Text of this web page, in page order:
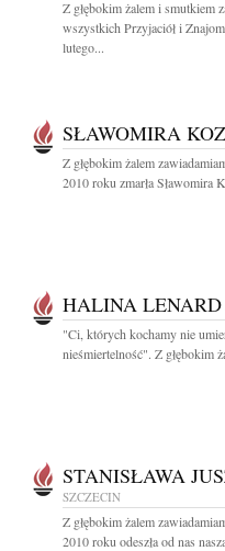
Z głębokim żalem i smutkiem
wszystkich Przyjaciół i
lutego...
SŁAWOMIRA
Z głębokim żalem
2010 roku zmarła Sławomira
HALINA LENARD
"Ci, których kochamy nie
nieśmiertelność". Z głębokim
STANISŁAWA
SZCZECIN
Z głębokim żalem
2010 roku odeszła od nas